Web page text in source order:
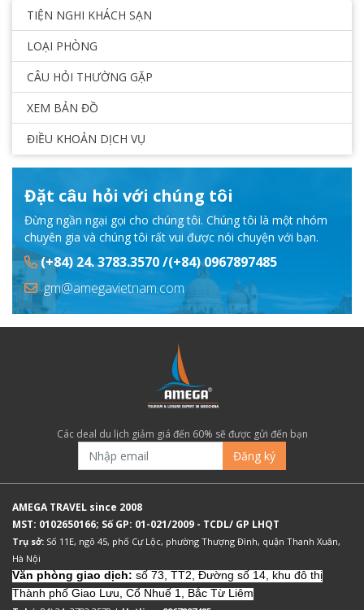
TIỆN NGHI KHÁCH SẠN
LOẠI PHÒNG
CÂU HỎI THƯỜNG GẶP
XEM BẢN ĐỒ
ĐIỀU KHOẢN DỊCH VỤ
Đặt câu hỏi với chúng tôi
Đừng ngần ngại gọi cho chúng tôi. Chúng tôi là một nhóm
chuyên gia và chúng tôi rất vui được nói chuyện với bạn.
(+84) 24. 3783.3570 /(+84) 0967897485
gm@amegavietnam.com
Các deal du lịch giảm giá đến 60% sẽ được gửi đến bạn
Đăng ký
AMEGA TRAVEL since 2008
MST: 0102650166; Số GP: 01-021/2009 - TCDL/ GP LHQT
Trụ sở: Số 11E, ngõ 45, phố Cự Lộc, phường Thượng Đình, quận Thanh Xuân,
Hà Nội
Văn phòng giao dịch: số 73, TT2, Đường số 14, khu đô thị
Thành phố Giao Lưu, Cổ Nhuế 1, Bắc Từ Liêm